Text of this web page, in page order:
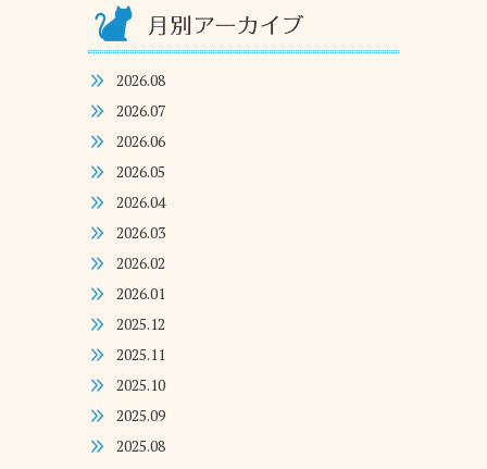
2026.08
2026.07
2026.06
2026.05
2026.04
2026.03
2026.02
2026.01
2025.12
2025.11
2025.10
2025.09
2025.08